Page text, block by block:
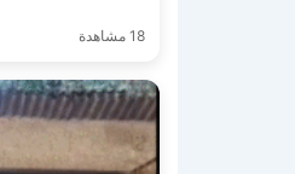
18 مشاهدة